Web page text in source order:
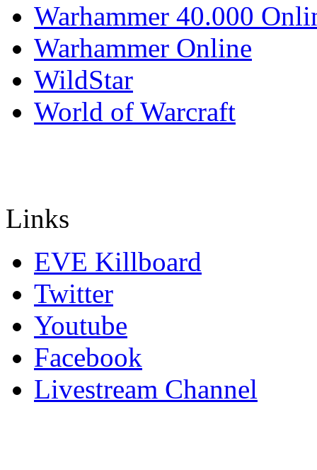
Warhammer 40.000
Warhammer Online
WildStar
World of Warcraft
Links
EVE Killboard
Twitter
Youtube
Facebook
Livestream Channel